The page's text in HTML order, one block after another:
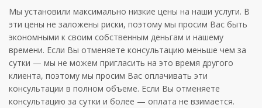
Мы установили максимально низкие цены на наши услуги. В
эти цены не заложены риски, поэтому мы просим Вас быть
экономными к своим собственным деньгам и нашему
времени. Если Вы отменяете консультацию меньше чем за
сутки — мы не можем пригласить на это время другого
клиента, поэтому мы просим Вас оплачивать эти
консультации в полном объеме. Если Вы отменяете
консультацию за сутки и более — оплата не взимается.